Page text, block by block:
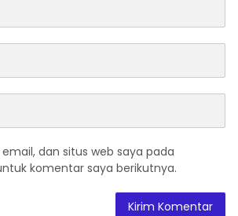
dan situs web saya pada
komentar saya berikutnya.